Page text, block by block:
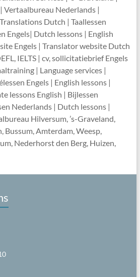
Vertaalbureau Nederlands |
Dutch | Taallessen
Engels| Dutch lessons | English
Engels | Translator website Dutch
IELTS | cv, sollicitatiebrief Engels
| Language services |
Engels | English lessons |
lessons English | Bijlessen
Nederlands | Dutch lessons |
Hilversum, ’s-Graveland,
Bussum, Amterdam, Weesp,
Nederhorst den Berg, Huizen,